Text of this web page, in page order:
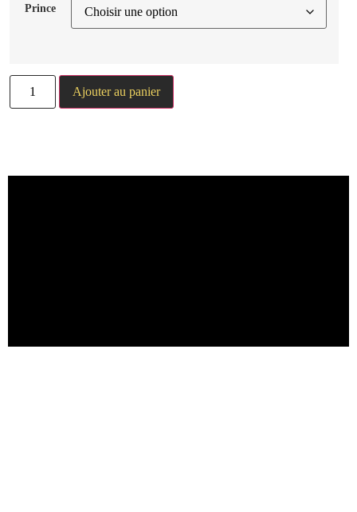
Prince
Ajouter au panier